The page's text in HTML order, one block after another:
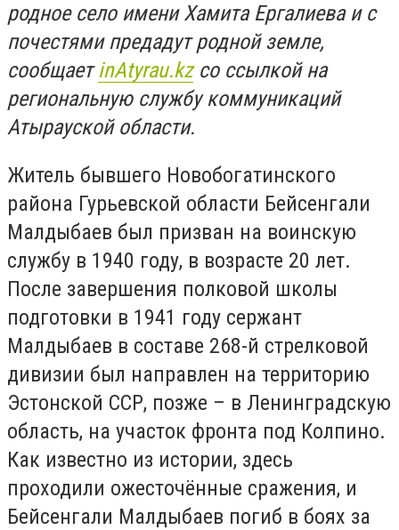
родное село имени Хамита Ергалиева и с
почестями предадут родной земле,
сообщаетinAtyrau.kzсо ссылкой на
региональную службу коммуникаций
Атырауской области.
Житель бывшего Новобогатинского
района Гурьевской области Бейсенгали
Малдыбаев был призван на воинскую
службу в 1940 году, в возрасте 20 лет.
После завершения полковой школы
подготовки в 1941 году сержант
Малдыбаев в составе 268-й стрелковой
дивизии был направлен на территорию
Эстонской ССР, позже – в Ленинградскую
область, на участок фронта под Колпино.
Как известно из истории, здесь
проходили ожесточённые сражения, и
Бейсенгали Малдыбаев погиб в боях за